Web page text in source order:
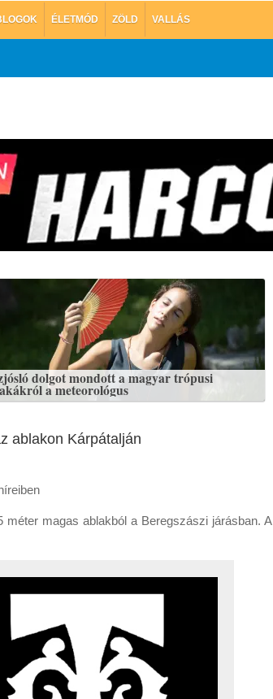
ÉLETMÓD ZÖLD VALLÁS
dolgot mondott a magyar trópusi
a meteorológus
ablakon Kárpátalján
magas ablakból a Beregszászi járásban. A